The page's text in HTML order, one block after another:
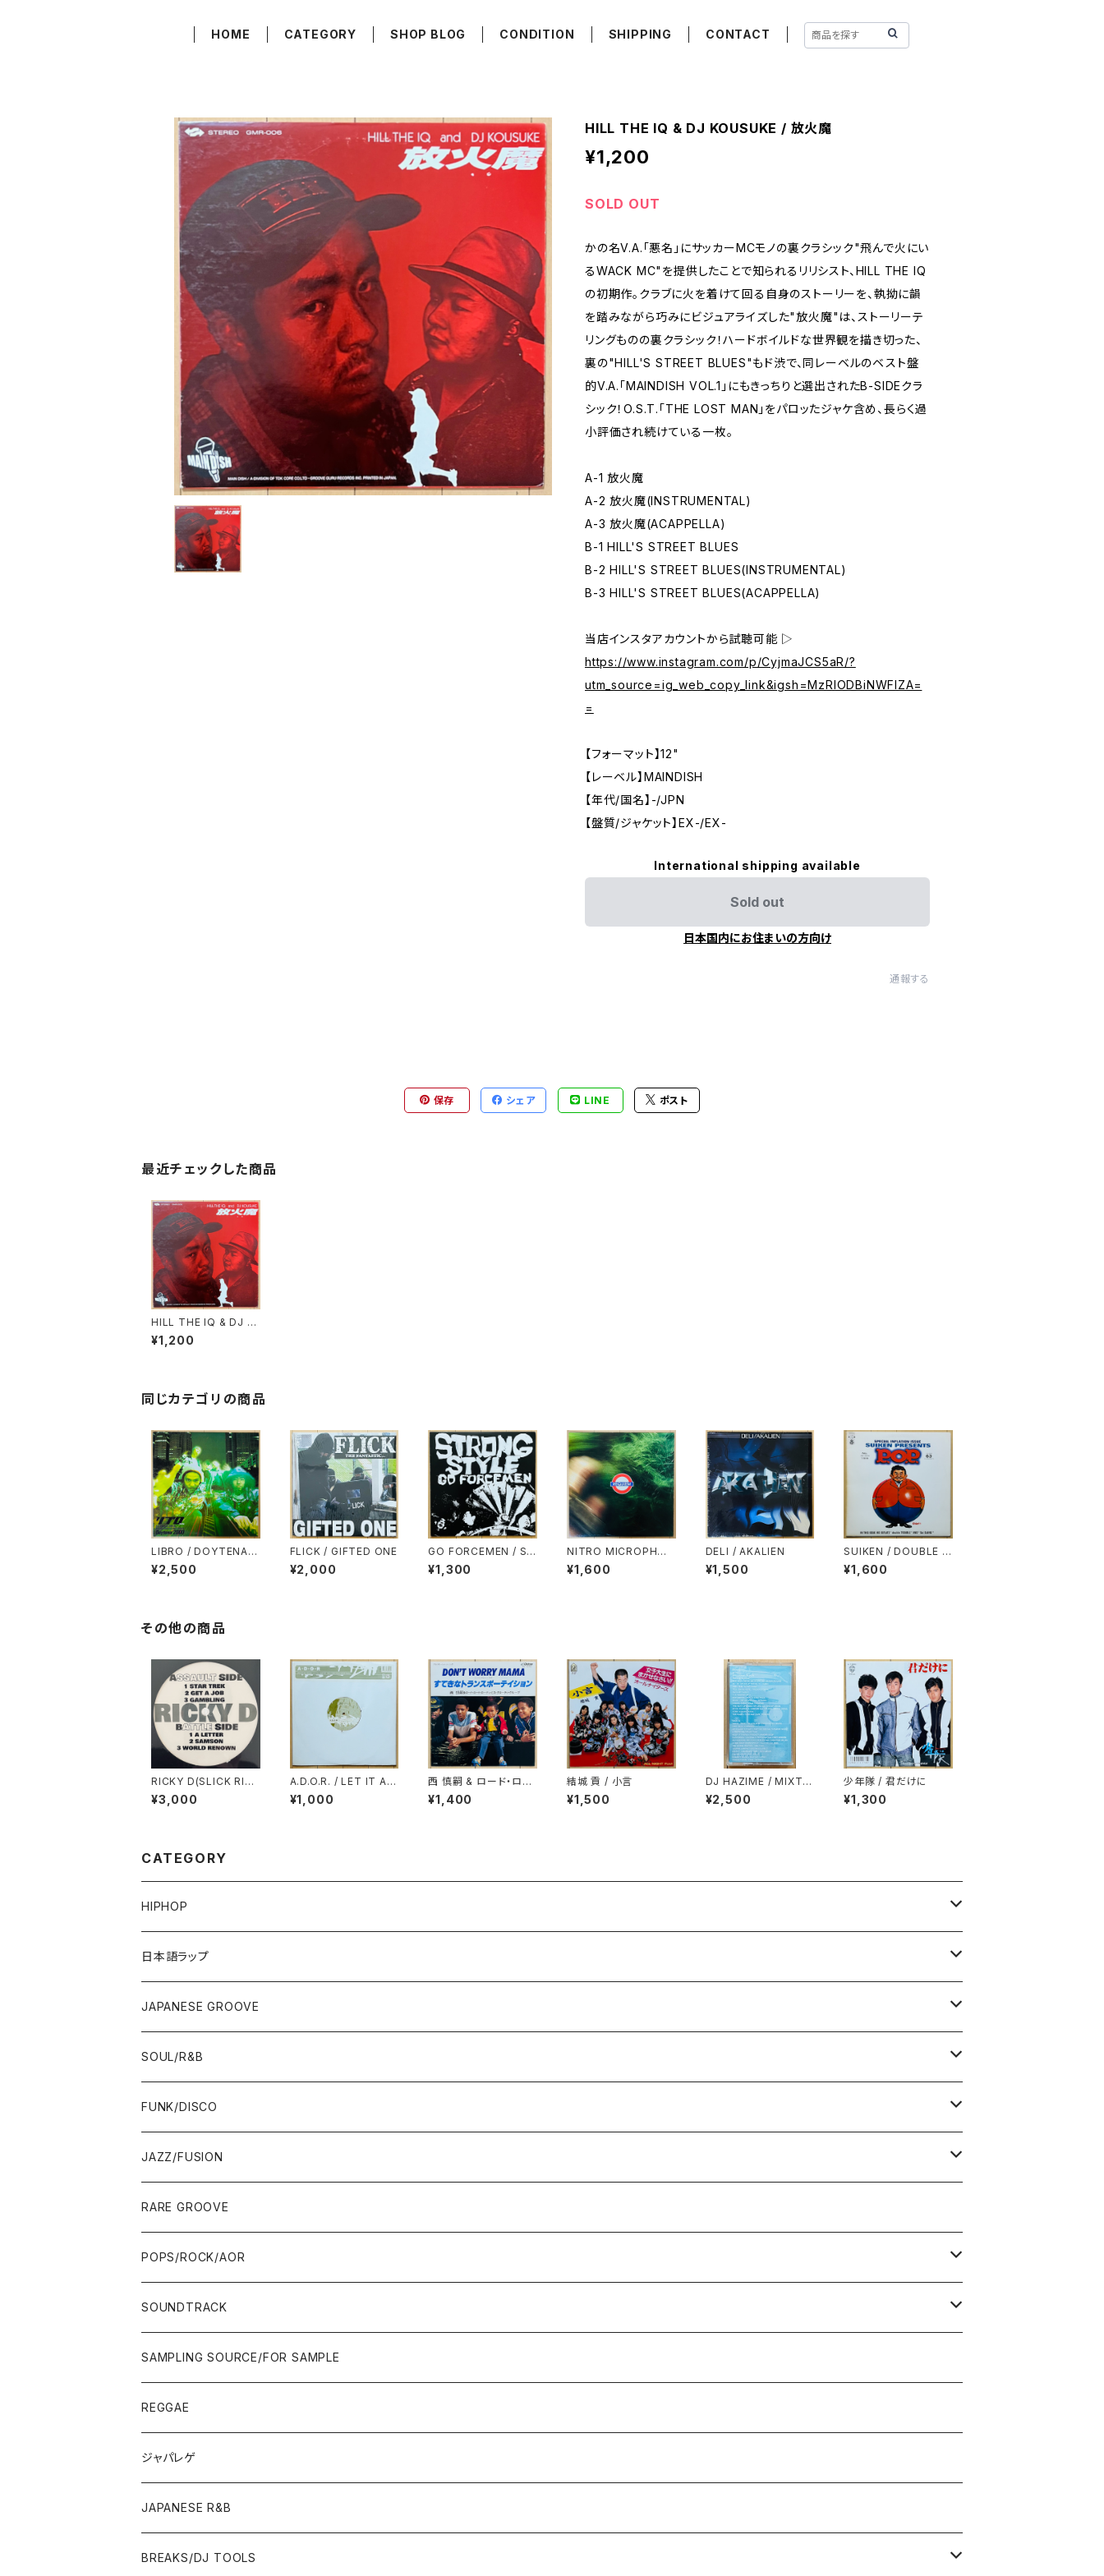
HOME CATEGORY SHOP BLOG CONDITION SHIPPING CONTACT
HILL THE IQ & DJ KOUSUKE / 放火魔
¥1,200
SOLD OUT
かの名V.A.「悪名」にサッカーMCモノの裏クラシック"飛んで火にい
るWACK MC"を提供したことで知られるリリシスト、HILL THE IQ
の初期作。クラブに火を着けて回る自身のストーリーを、執拗に韻
を踏みながら巧みにビジュアライズした"放火魔"は、ストーリーテ
リングものの裏クラシック！ハードボイルドな世界観を描き切った、
裏の"HILL'S STREET BLUES"もド渋で、同レーベルのベスト盤
的V.A.「MAINDISH VOL.1」にもきっちりと選出されたB-SIDEクラ
シック！O.S.T.「THE LOST MAN」をパロッたジャケ含め、長らく過
小評価され続けている一枚。
A-1 放火魔
A-2 放火魔(INSTRUMENTAL)
A-3 放火魔(ACAPPELLA)
B-1 HILL'S STREET BLUES
B-2 HILL'S STREET BLUES(INSTRUMENTAL)
B-3 HILL'S STREET BLUES(ACAPPELLA)
当店インスタアカウントから試聴可能 ▷
https://www.instagram.com/p/CyjmaJCS5aR/?
utm_source=ig_web_copy_link&igsh=MzRlODBiNWFlZA=
=
【フォーマット】12"
【レーベル】MAINDISH
【年代/国名】-/JPN
【盤質/ジャケット】EX-/EX-
International shipping available
Sold out
日本国内にお住まいの方向け
通報する
保存 シェア LINE ポスト
最近チェックした商品
HILL THE IQ & DJ K
OUSUKE / 放火魔
¥1,200
同じカテゴリの商品
LIBRO / DOYTENA 2
000
¥2,500
FLICK / GIFTED ONE
¥2,000
GO FORCEMEN / ST
RONG STYLE
¥1,300
NITRO MICROPHON
E UNDERGROUND(S
-WORD/MACKA-CHI
¥1,600
DELI / AKALIEN
¥1,500
SUIKEN / DOUBLE T
ROUBLE
¥1,600
その他の商品
RICKY D(SLICK RIC
K) / 6 TRACKS EP
¥3,000
A.D.O.R. / LET IT AL
L HANG OUT(RAE &
CHRISTIAN REMIX)
¥1,000
西 慎嗣 & ロード・ロー
ド・ローディ・ミス・クロ
ーディ・グループ / DO
¥1,400
結城 貢 / 小言
¥1,500
DJ HAZIME / MIXTA
PE VOL.7
¥2,500
少年隊 / 君だけに
¥1,300
CATEGORY
HIPHOP
12"/7"
80'S OLD SCHOOL
EARLY 90'S MIDDLE〜NEW SCHOOL
JAPAN ONLY RELEASE/REMIX
LP
80'S OLD SCHOOL
EARLY 90'S MIDDLE〜NEW SCHOOL
JAPAN ONLY RELEASE/REMIX
日本語ラップ
12"/7"
80'S OLD SCHOOL〜EARLY 90'S
MID〜LATE 90'S
LP
80'S OLD SCHOOL〜EARLY 90'S
MID〜LATE 90'S
CD/TAPE
CD-R/DEMO/SAMPLE
CD ALBUM
JAPANESE GROOVE
LP
60'S/70'S
80'S
7"/12"
60'S/70'S
80'S
SOUL/R&B
LP
60'S/70'S
80'S
12"/7"
60'S/70'S
80'S
FUNK/DISCO
LP
70'S
80'S
12"/7"
70'S
80'S
JAZZ/FUSION
JAZZ
FUSION
RARE GROOVE
POPS/ROCK/AOR
POPS/S.S.W.
ROCK/AOR
SOUNDTRACK
LP
JAPANESE
OTHERS
7"/12"
JAPANESE
OTHERS
SAMPLING SOURCE/FOR SAMPLE
REGGAE
ジャパレゲ
JAPANESE R&B
BREAKS/DJ TOOLS